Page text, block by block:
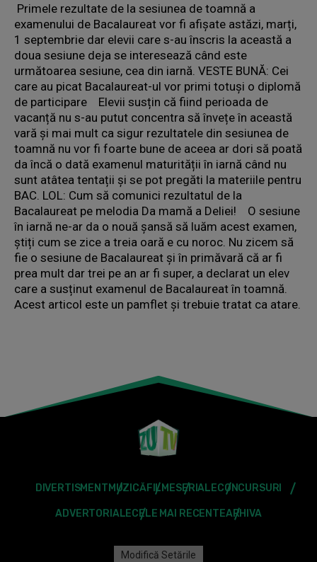
Primele rezultate de la sesiunea de toamnă a
examenului de Bacalaureat vor fi afișate astăzi, marți,
1 septembrie dar elevii care s-au înscris la această a
doua sesiune deja se interesează când este
următoarea sesiune, cea din iarnă. VESTE BUNĂ: Cei
care au picat Bacalaureat-ul vor primi totuși o diplomă
de participare Elevii susțin că fiind perioada de
vacanță nu s-au putut concentra să învețe în această
vară și mai mult ca sigur rezultatele din sesiunea de
toamnă nu vor fi foarte bune de aceea ar dori să poată
da încă o dată examenul maturității în iarnă când nu
sunt atâtea tentații și se pot pregăti la materiile pentru
BAC. LOL: Cum să comunici rezultatul de la
Bacalaureat pe melodia Da mamă a Deliei! O sesiune
în iarnă ne-ar da o nouă șansă să luăm acest examen,
știți cum se zice a treia oară e cu noroc. Nu zicem să
fie o sesiune de Bacalaureat și în primăvară că ar fi
prea mult dar trei pe an ar fi super, a declarat un elev
care a susținut examenul de Bacalaureat în toamnă.
Acest articol este un pamflet şi trebuie tratat ca atare.
DIVERTISMENT MUZICĂFILMESERIALECONCURSURI
ADVERTORIALECELE MAI RECENTEARHIVA
Modifică Setările